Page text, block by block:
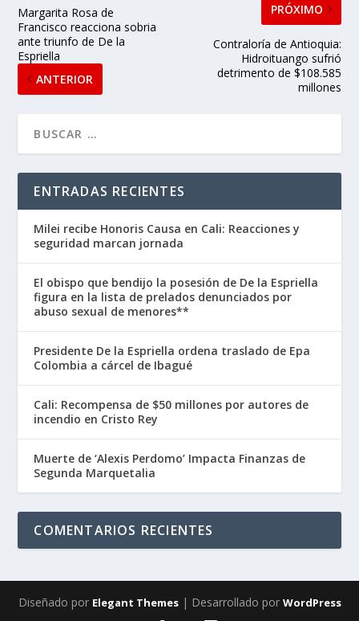
Margarita Rosa de
Francisco reacciona sobria
ante triunfo de De la
Espriella
ANTERIOR
PRÓXIMO
Contraloría de Antioquia:
Hidroituango sufrió
detrimento de $108.585
millones
ENTRADAS RECIENTES
Milei recibe Honoris Causa en Cali: Reacciones y
seguridad marcan jornada
El obispo que bendijo la posesión de De la Espriella
figura en la lista de prelados denunciados por
abuso sexual de menores**
Presidente De la Espriella ordena traslado de Epa
Colombia a cárcel de Ibagué
Cali: Recompensa de $50 millones por autores de
incendio en Cristo Rey
Muerte de ‘Alexis Perdomo’ Impacta Finanzas de
Segunda Marquetalia
COMENTARIOS RECIENTES
Diseñado por Elegant Themes| Desarrollado por WordPress